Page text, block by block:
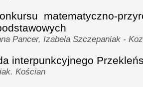
matematyczno-
Pancer, Izabela Szczepaniak -
interpunkcyjnego
Kościan